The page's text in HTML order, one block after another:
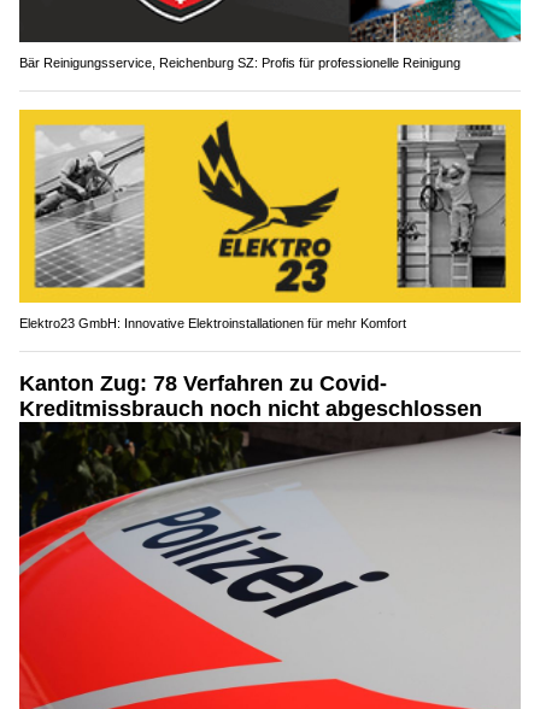
Bär Reinigungsservice, Reichenburg SZ: Profis für professionelle Reinigung
Elektro23 GmbH: Innovative Elektroinstallationen für mehr Komfort
Kanton Zug: 78 Verfahren zu Covid-
Kreditmissbrauch noch nicht abgeschlossen